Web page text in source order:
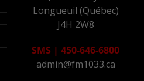
Longueuil (Québec)
J4H 2W8
SMS | 450-646-6800
admin@fm1033.ca